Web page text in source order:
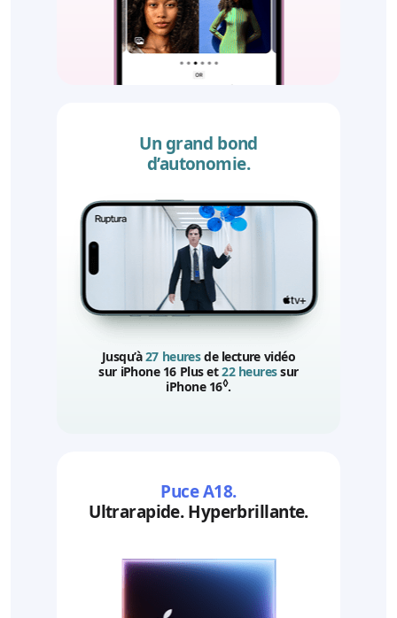
Un grand bond
d’autonomie.
Jusqu’à27 heuresde lecture vidéo
sur iPhone 16 Plus et22 heuressur
iPhone 16◊Mention légale
.
Puce A18.
Ultrarapide. Hyperbrillante.